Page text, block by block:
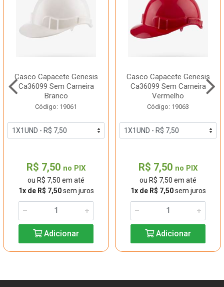
Casco Capacete Genesis
Ca36099 Sem Carneira
Branco
Código: 19061
R$ 7,50 no PIX
ou R$ 7,50 em até
1x de R$ 7,50sem juros
Adicionar
Casco Capacete Genesis
Ca36099 Sem Carneira
Vermelho
Código: 19063
R$ 7,50 no PIX
ou R$ 7,50 em até
1x de R$ 7,50sem juros
Adicionar